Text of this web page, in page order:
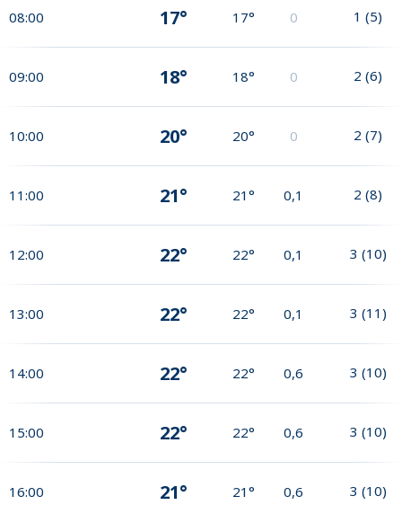
08:00 17° 17° 0 1 (5)
09:00 18° 18° 0 2 (6)
10:00 20° 20° 0 2 (7)
11:00 21° 21° 0,1 2 (8)
12:00 22° 22° 0,1 3 (10)
13:00 22° 22° 0,1 3 (11)
14:00 22° 22° 0,6 3 (10)
15:00 22° 22° 0,6 3 (10)
16:00 21° 21° 0,6 3 (10)